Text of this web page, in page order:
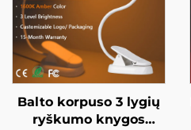
Balto korpuso 3 lygių
ryškumo knygos